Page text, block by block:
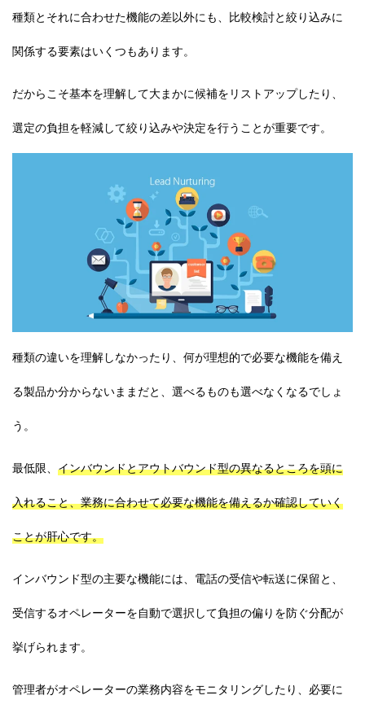
種類とそれに合わせた機能の差以外にも、比較検討と絞り込みに
関係する要素はいくつもあります。
だからこそ基本を理解して大まかに候補を リストアップしたり、
選定の負担を軽減して絞り込みや決定を行うことが重要です。
種類の違いを理解しなかったり、何が理想的で必要な機能を備え
る製品か分からないままだと、選べるものも選べなくなるでしょ
う。
最低限、 インバウンドとアウトバウンド型の異なるところを頭に
入れること、業務に合わせて必要な機能を備えるか確認していく
ことが肝心です。
インバウンド型の主要な機能には、 電話の受信や転送に保留と、
受信するオペレーターを自動で選択して負担の偏りを防ぐ分配が
挙げられます。
管理者がオペレーターの業務内容をモニタリングしたり、必要に